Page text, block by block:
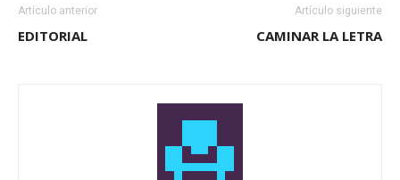
Artículo anterior
EDITORIAL
Artículo siguiente
CAMINAR LA LETRA